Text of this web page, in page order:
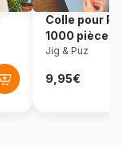
Colle pour
1000 pièces
Jig & Puz